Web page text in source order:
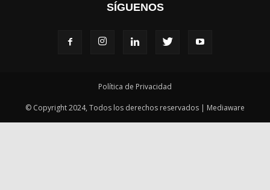
SÍGUENOS
Política de Privacidad
© Copyright 2024, Todos los derechos reservados | Mediaware